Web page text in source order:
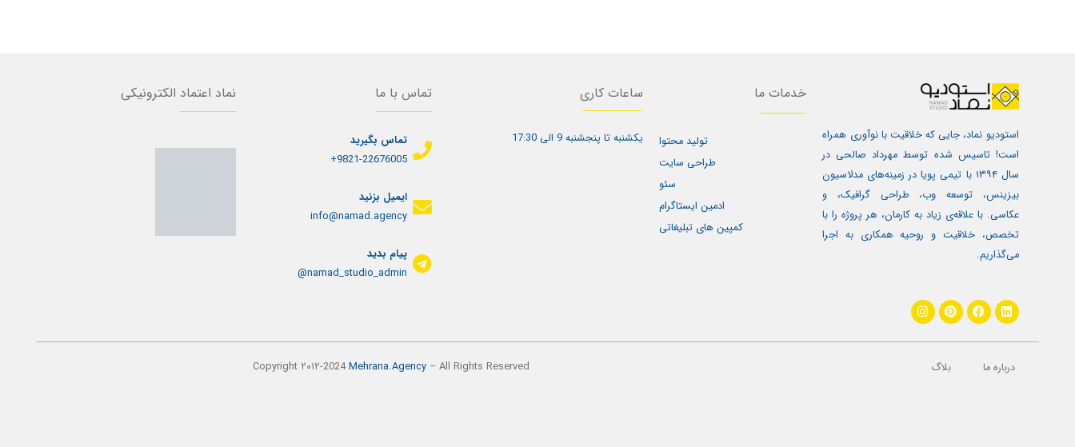
استودیو نماد، جایی که خلاقیت با نوآوری همراه
است! تاسیس شده توسط مهرداد صالحی در
سال ۱۳۹۴ با تیمی پویا در زمینه‌های مدلاسیون
بیزینس، توسعه وب، طراحی گرافیک، و
عکاسی. با علاقه‌ی زیاد به کارمان، هر پروژه را با
تخصص، خلاقیت و روحیه همکاری به اجرا
می‌گذاریم.
L
i
n
k
d
i
F
a
c
e
P
i
n
t
r
e
I
n
s
t
خدمات ما
تولید محتوا
طراحی سایت
سئو
ادمین ایستاگرام
کمپین های تبلیغاتی
ساعات کاری
یکشنبه تا پنجشنبه 9 الی 17:30
تماس با ما
تماس بگیرید
9821-22676005+
ایمیل بزنید
info@namad.agency
پیام بدید
namad_studio_admin@
نماد اعتماد الکترونیکی
درباره ما بلاگ Copyright ۲۰۱۲-2024 Mehrana.Agency – All Rights Reserved